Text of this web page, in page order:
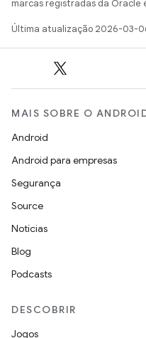
marcas registradas da Oracle
Última atualização 2026-03-
MAIS SOBRE O
Android
Android para empresas
Segurança
Source
Notícias
Blog
Podcasts
DESCOBRIR
Jogos